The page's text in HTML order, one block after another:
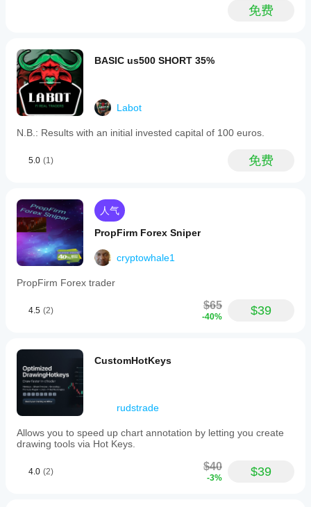
免费
BASIC us500 SHORT 35%
Labot
N.B.: Results with an initial invested capital of 100 euros.
5.0 (1) 免费
人气
PropFirm Forex Sniper
cryptowhale1
PropFirm Forex trader
4.5 (2) $65
-40% $39
CustomHotKeys
rudstrade
Allows you to speed up chart annotation by letting you create
drawing tools via Hot Keys.
4.0 (2) $40
-3% $39